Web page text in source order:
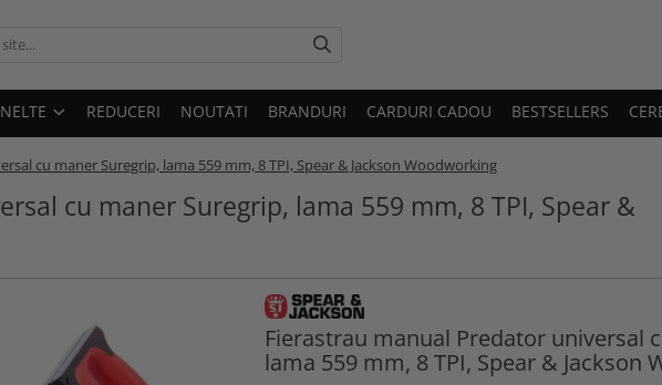
REDUCERI NOUTATI BRANDURI CARDURI CADOU BESTSELLERS
cu maner Suregrip, lama 559 mm, 8 TPI, Spear & Jackson Woodworking
cu maner Suregrip, lama 559 mm, 8 TPI, Spear &
Fierastrau manual Predator universal
lama 559 mm, 8 TPI, Spear & Jackson